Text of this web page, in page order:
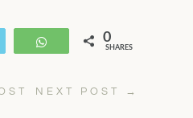
WhatsApp
0
SHARES
NEXT POST →